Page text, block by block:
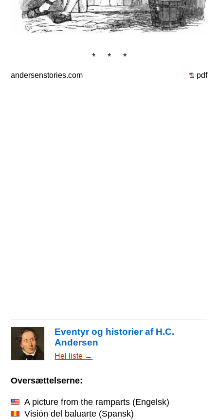
* * *
andersenstories.com pdf
Eventyr og historier af H.C.
Andersen
Hel liste →
Oversættelserne:
A picture from the ramparts (Engelsk)
Visión del baluarte (Spansk)